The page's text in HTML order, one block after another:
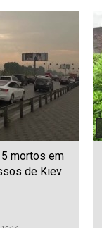
mortos em
de Kiev